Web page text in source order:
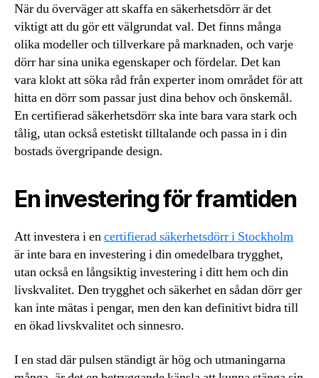
När du överväger att skaffa en säkerhetsdörr är det
viktigt att du gör ett välgrundat val. Det finns många
olika modeller och tillverkare på marknaden, och varje
dörr har sina unika egenskaper och fördelar. Det kan
vara klokt att söka råd från experter inom området för att
hitta en dörr som passar just dina behov och önskemål.
En certifierad säkerhetsdörr ska inte bara vara stark och
tålig, utan också estetiskt tilltalande och passa in i din
bostads övergripande design.
En investering för framtiden
Att investera i encertifierad säkerhetsdörr i Stockholm
är inte bara en investering i din omedelbara trygghet,
utan också en långsiktig investering i ditt hem och din
livskvalitet. Den trygghet och säkerhet en sådan dörr ger
kan inte mätas i pengar, men den kan definitivt bidra till
en ökad livskvalitet och sinnesro.
I en stad där pulsen ständigt är hög och utmaningarna